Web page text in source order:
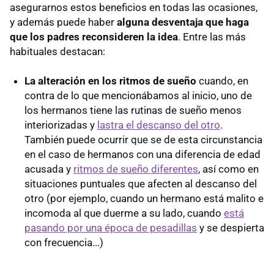
asegurarnos estos beneficios en todas las ocasiones,
y además puede haber alguna desventaja que haga
que los padres reconsideren la idea. Entre las más
habituales destacan:
La alteración en los ritmos de sueño cuando, en
contra de lo que mencionábamos al inicio, uno de
los hermanos tiene las rutinas de sueño menos
interiorizadas y lastra el descanso del otro.
También puede ocurrir que se de esta circunstancia
en el caso de hermanos con una diferencia de edad
acusada y ritmos de sueño diferentes, así como en
situaciones puntuales que afecten al descanso del
otro (por ejemplo, cuando un hermano está malito e
incomoda al que duerme a su lado, cuando está
pasando por una época de pesadillas y se despierta
con frecuencia...)